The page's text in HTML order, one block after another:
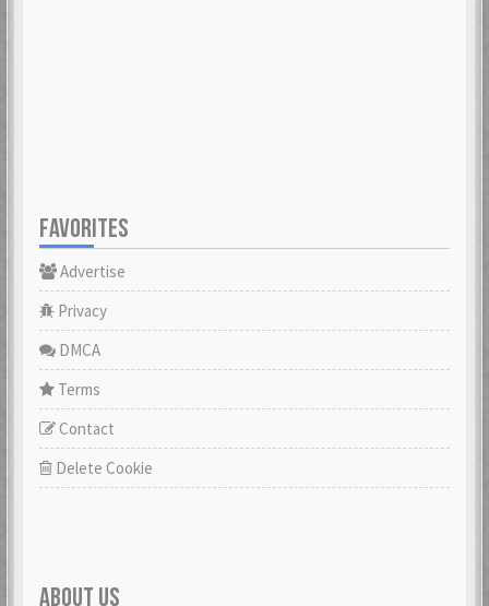
FAVORITES
Advertise
Privacy
DMCA
Terms
Contact
Delete Cookie
ABOUT US